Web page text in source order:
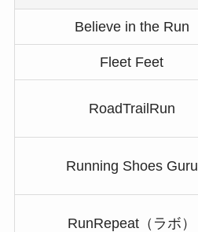
Believe in the Run
Fleet Feet
RoadTrailRun
Running Shoes Guru
RunRepeat（ラボ）